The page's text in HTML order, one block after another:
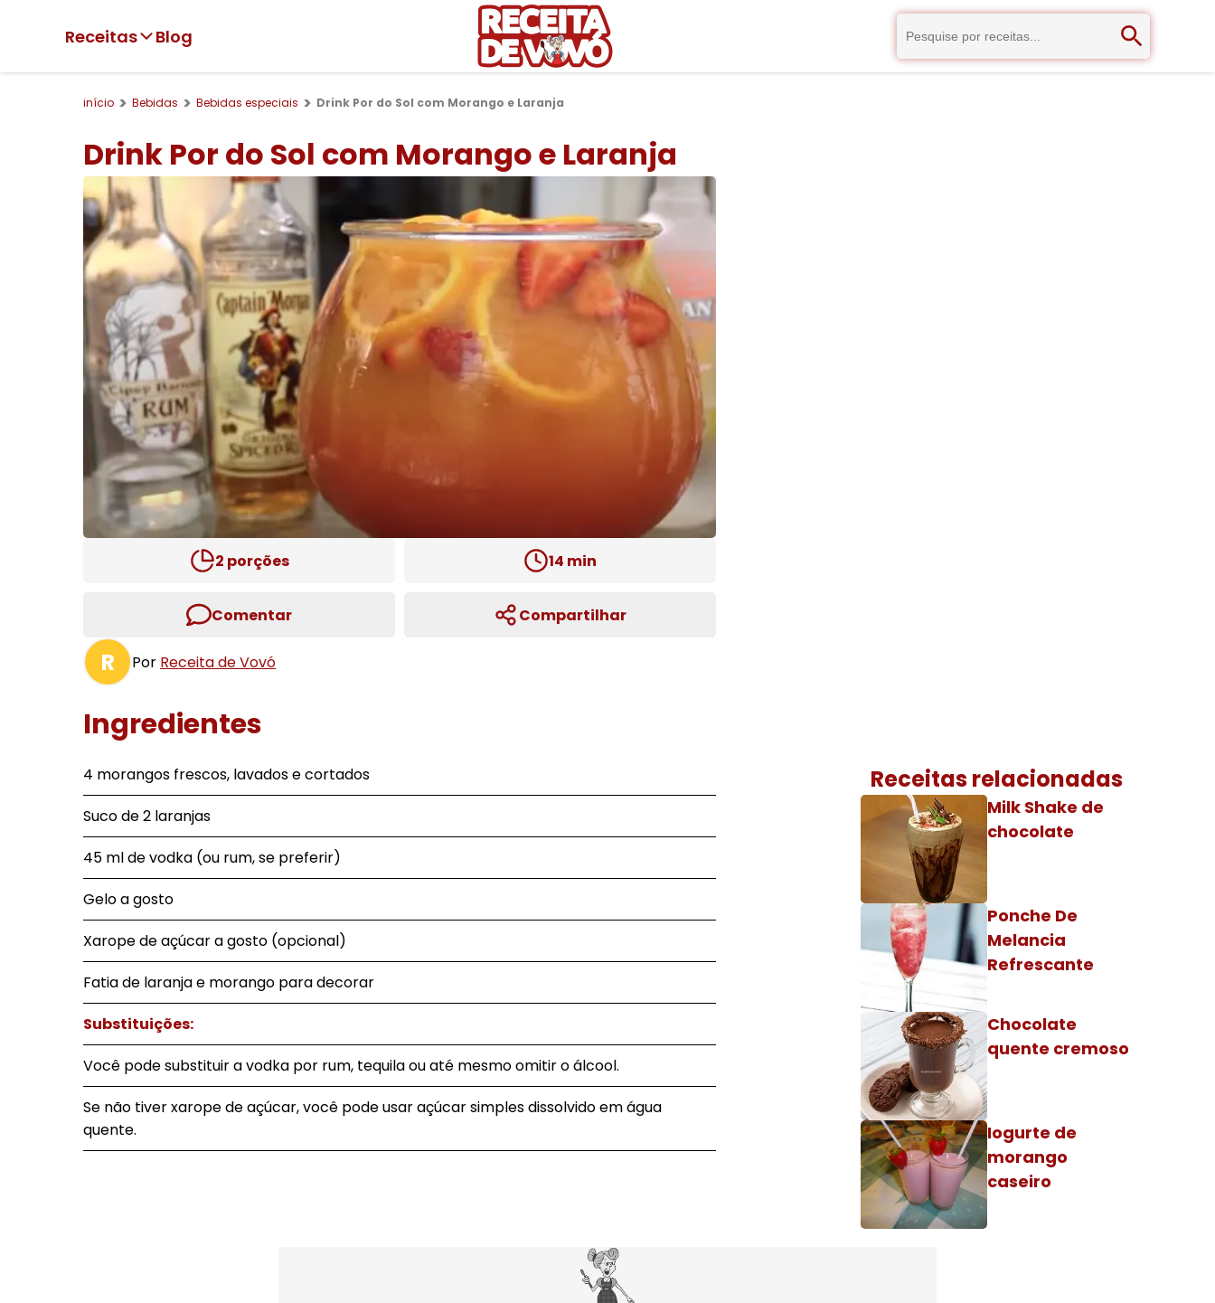
Receitas Blog
início Bebidas Bebidas especiais Drink Por do Sol com Morango e Laranja
Drink Por do Sol com Morango e Laranja
2 porções 14 min
Comentar Compartilhar
R Por Receita de Vovó
Ingredientes
4 morangos frescos, lavados e cortados
Suco de 2 laranjas
45 ml de vodka (ou rum, se preferir)
Gelo a gosto
Xarope de açúcar a gosto (opcional)
Fatia de laranja e morango para decorar
Substituições:
Você pode substituir a vodka por rum, tequila ou até mesmo omitir o álcool.
Se não tiver xarope de açúcar, você pode usar açúcar simples dissolvido em água
quente.
Receitas relacionadas
Milk Shake de
chocolate
Ponche De
Melancia
Refrescante
Chocolate
quente cremoso
Iogurte de
morango
caseiro